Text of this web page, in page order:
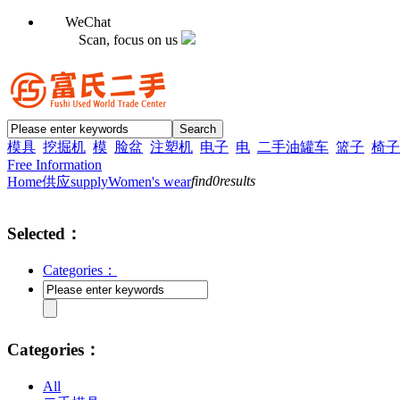
WeChat
Scan, focus on us
模具 挖掘机 模 脸盆 注塑机 电子 电 二手油罐车 篮子 椅
Free Information
Home供应supplyWomen's wearfind0results
Selected：
Categories：
Categories：
All